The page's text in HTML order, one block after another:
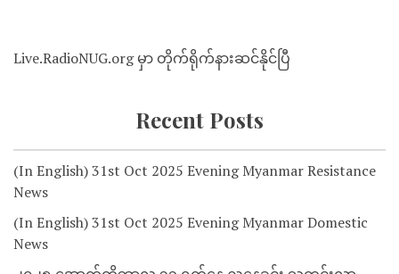
Live.RadioNUG.org မှာ တိုက်ရိုက်နားဆင်နိုင်ပြီ
Recent Posts
(In English) 31st Oct 2025 Evening Myanmar Resistance
News
(In English) 31st Oct 2025 Evening Myanmar Domestic
News